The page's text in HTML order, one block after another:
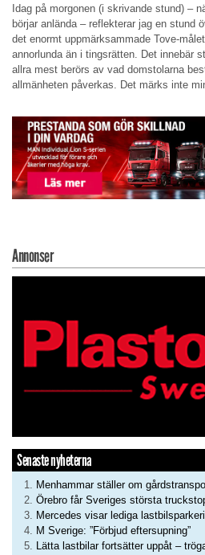
Idag på morgonen (i skrivande stund) –
börjar anlända – reflekterar jag en stund
det enormt uppmärksammade Tove-
annorlunda än i tingsrätten. Det innebär
allra mest berörs av vad domstolarna
allmänheten påverkas. Det märks inte
Annonser
Senaste nyheterna
Menhammar ställer om
Örebro får Sveriges största
Mercedes visar lediga
M Sverige: ”Förbjud eftersupning”
Lätta lastbilar fortsätter uppåt –